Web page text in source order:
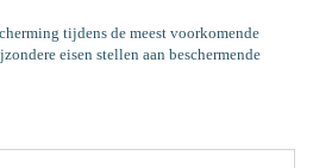
tijdens de meest voorkomende
eisen stellen aan beschermende